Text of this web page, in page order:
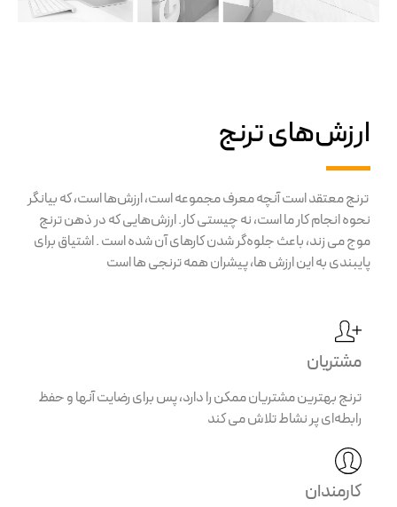
ارزش‌های ترنج
ترنج معتقد است آنچه معرف مجموعه است، ارزش‌ها است، که بیانگر
نحوه انجام کار ما است، نه چیستی کار. ارزش‌هایی که در ذهن ترنج
موج می زند، باعث جلوه‌گر شدن کارهای آن شده است . اشتیاق برای
پایبندی به این ارزش ها، پیشران همه ترنجی ها است
مشتریان
ترنج بهترین مشتریان ممکن را دارد، پس برای رضایت آنها و حفظ
رابطه‌ای پر نشاط تلاش می کند
کارمندان